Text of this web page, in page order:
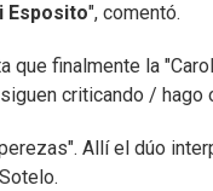
Esposito", comentó.
que finalmente la
criticando / hago
Allí el dúo